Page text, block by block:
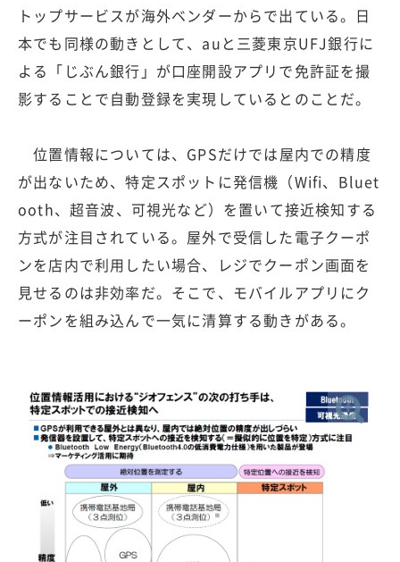
トップサービスが海外ベンダーからで出ている。日
本でも同様の動きとして、auと三菱東京UFJ銀行に
よる「じぶん銀行」が口座開設アプリで免許証を撮
影することで自動登録を実現しているとのことだ。
位置情報については、GPSだけでは屋内での精度
が出ないため、特定スポットに発信機（Wifi、Bluet
ooth、超音波、可視光など）を置いて接近検知する
方式が注目されている。屋外で受信した電子クーポ
ンを店内で利用したい場合、レジでクーポン画面を
見せるのは非効率だ。そこで、モバイルアプリにク
ーポンを組み込んで一気に清算する動きがある。